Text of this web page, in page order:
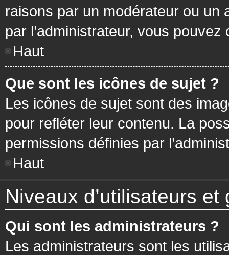
raisons par un modérateur ou un
par l’administrateur, vous
Haut
Que sont les icônes de sujet ?
Les icônes de sujet sont des
pour refléter leur contenu. La
permissions définies par
Haut
Niveaux d’utilisateurs et
Qui sont les administrateurs ?
Les administrateurs sont les